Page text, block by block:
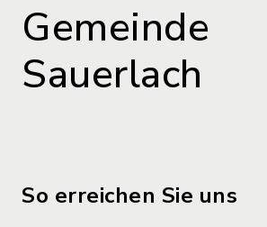
Gemeinde
Sauerlach
So erreichen Sie uns